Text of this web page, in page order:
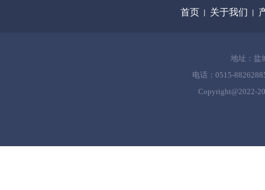
首页 关于我们
地址：盐
电话：0515-
Copyright@2022-